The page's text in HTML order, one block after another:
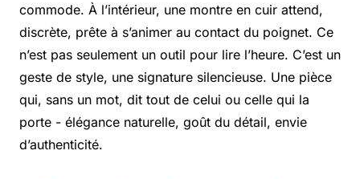
commode. À l’intérieur, une montre en cuir attend,
discrète, prête à s’animer au contact du poignet. Ce
n’est pas seulement un outil pour lire l’heure. C’est un
geste de style, une signature silencieuse. Une pièce
qui, sans un mot, dit tout de celui ou celle qui la
porte - élégance naturelle, goût du détail, envie
d’authenticité.